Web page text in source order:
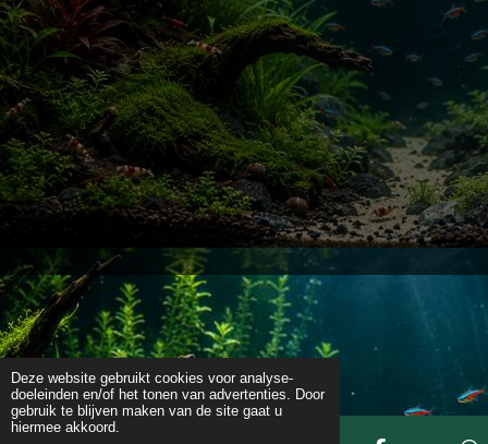
Deze website gebruikt cookies voor analyse-
doeleinden en/of het tonen van advertenties. Door
gebruik te blijven maken van de site gaat u
hiermee akkoord.